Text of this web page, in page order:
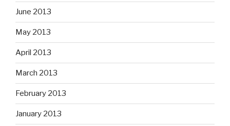
June 2013
May 2013
April 2013
March 2013
February 2013
January 2013